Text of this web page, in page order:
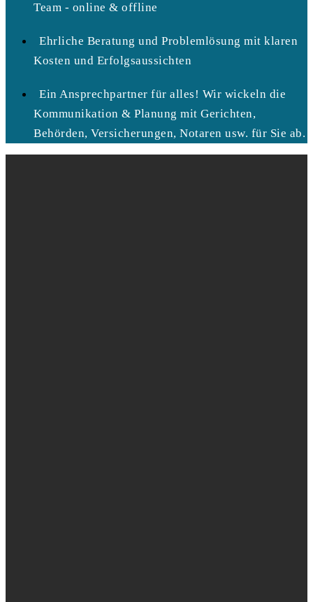
Team - online & offline
Ehrliche Beratung und Problemlösung mit klaren
Kosten und Erfolgsaussichten
Ein Ansprechpartner für alles! Wir wickeln die
Kommunikation & Planung mit Gerichten,
Behörden, Versicherungen, Notaren usw. für Sie ab.